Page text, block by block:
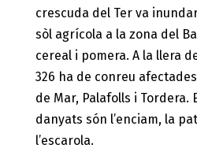
crescuda del Ter va
sòl agrícola a la zona del
cereal i pomera. A la llera
326 ha de conreu
de Mar, Palafolls i Tordera.
danyats són l’enciam, la
l’escarola.